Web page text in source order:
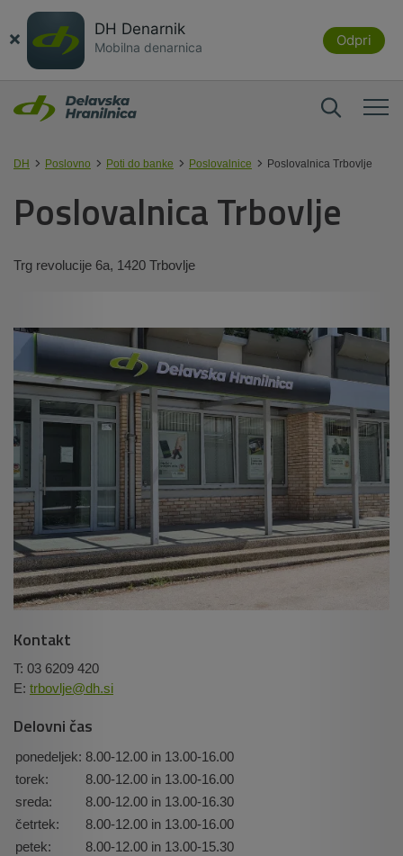
× DH Denarnik
Mobilna denarnica Odpri
DH Poslovno Poti do banke Poslovalnice Poslovalnica Trbovlje
Poslovalnica Trbovlje
Trg revolucije 6a, 1420 Trbovlje
Kontakt
T: 03 6209 420
E: trbovlje@dh.si
Delovni čas
ponedeljek: 8.00-12.00 in 13.00-16.00
torek:
8.00-12.00 in 13.00-16.00
sreda:
8.00-12.00 in 13.00-16.30
četrtek:
8.00-12.00 in 13.00-16.00
petek:
8.00-12.00 in 13.00-15.30